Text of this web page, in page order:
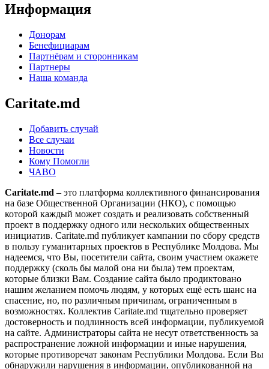
Информация
Донорам
Бенефициарам
Партнёрам и сторонникам
Партнеры
Наша команда
Caritate.md
Добавить случай
Все случаи
Новости
Кому Помогли
ЧАВО
Caritate.md – это платформа коллективного финансирования
на базе Общественной Организации (НКО), с помощью
которой каждый может создать и реализовать собственный
проект в поддержку одного или нескольких общественных
инициатив. Caritate.md публикует кампании по сбору средств
в пользу гуманитарных проектов в Республике Молдова. Мы
надеемся, что Вы, посетители сайта, своим участием окажете
поддержку (сколь бы малой она ни была) тем проектам,
которые близки Вам. Создание сайта было продиктовано
нашим желанием помочь людям, у которых ещё есть шанс на
спасение, но, по различным причинам, ограниченным в
возможностях. Коллектив Caritate.md тщательно проверяет
достоверность и подлинность всей информации, публикуемой
на сайте. Администраторы сайта не несут ответственность за
распространение ложной информации и иные нарушения,
которые противоречат законам Республики Молдова. Если Вы
обнаружили нарушения в информации, опубликованной на